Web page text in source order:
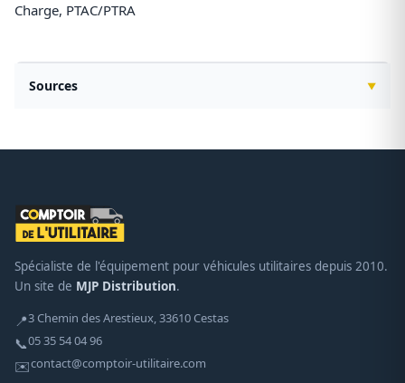
Charge, PTAC/PTRA
Sources
Spécialiste de l'équipement pour véhicules utilitaires depuis 2010.
Un site de MJP Distribution.
📍3 Chemin des Arestieux, 33610 Cestas
📞05 35 54 04 96
✉️contact@comptoir-utilitaire.com